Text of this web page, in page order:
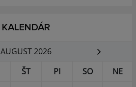
KALENDÁR
AUGUST 2026
ŠT PI SO
NE